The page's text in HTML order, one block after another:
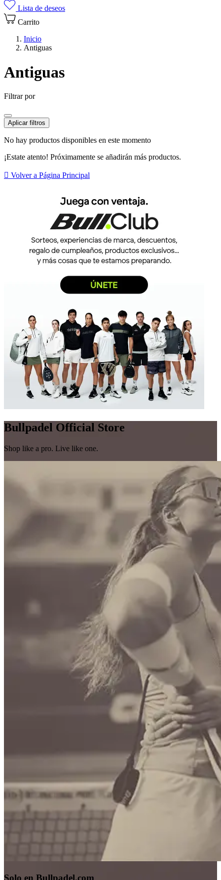
Lista de deseos
Carrito
Inicio
Antiguas
Antiguas
Filtrar por
Aplicar filtros
No hay productos disponibles en este momento
¡Estate atento! Próximamente se añadirán más productos.
 Volver a Página Principal
Bullpadel Official Store
Shop like a pro. Live like one.
Solo en Bullpadel.com